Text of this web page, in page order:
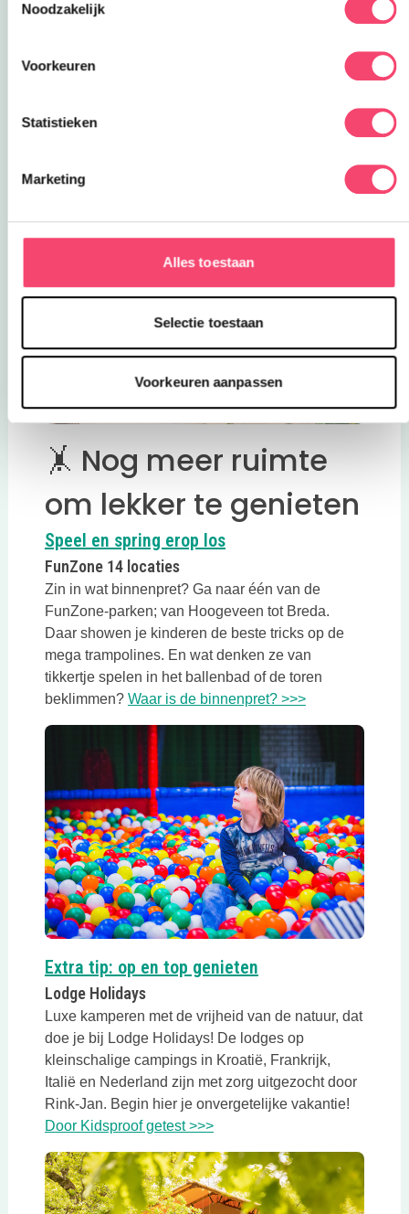
Noodzakelijk
Voorkeuren
Statistieken
Marketing
Alles toestaan
Selectie toestaan
Voorkeuren aanpassen
Deze link opent in een
Magische tafels, bewegende vloeren en heerlijke
snoeptoren. Koelen af onder de heksenboom. Of
roetsjen via de heksenketel naar de Speelkelder.
Speelpark
& Pannenkoekenhuis >>>
Deze link opent in een
🤸 Nog meer ruimte
om lekker te genieten
Speel en spring erop losDeze link opent in een
FunZone 14 locaties
Zin in wat binnenpret? Ga naar één van de
FunZone-parken; van Hoogeveen tot Breda.
Daar showen je kinderen de beste tricks op de
mega trampolines. En wat denken ze van
tikkertje spelen in het ballenbad of de toren
beklimmen? Waar is de binnenpret? >>>Deze link
Extra tip: op en top genietenDeze link opent in
Lodge Holidays
Luxe kamperen met de vrijheid van de natuur, dat
doe je bij Lodge Holidays! De lodges op
kleinschalige campings in Kroatië, Frankrijk,
Italië en Nederland zijn met zorg uitgezocht door
Rink-Jan. Begin hier je onvergetelijke vakantie!
Door Kidsproof getest >>>Deze link opent in een